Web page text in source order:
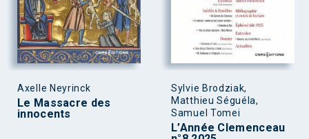
Axelle Neyrinck
Le Massacre des
innocents
Sylvie Brodziak,
Matthieu Séguéla,
Samuel Tomei
L’Année Clemenceau